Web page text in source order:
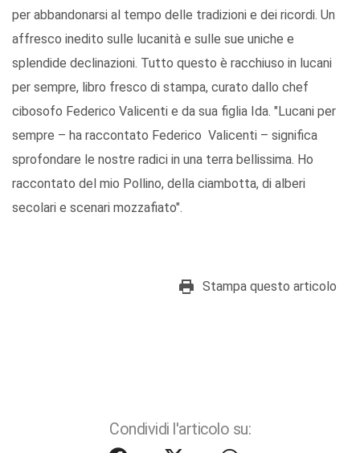
per abbandonarsi al tempo delle tradizioni e dei ricordi. Un
affresco inedito sulle lucanità e sulle sue uniche e
splendide declinazioni. Tutto questo è racchiuso in lucani
per sempre, libro fresco di stampa, curato dallo chef
cibosofo Federico Valicenti e da sua figlia Ida. "Lucani per
sempre – ha raccontato Federico Valicenti – significa
sprofondare le nostre radici in una terra bellissima. Ho
raccontato del mio Pollino, della ciambotta, di alberi
secolari e scenari mozzafiato".
Stampa questo articolo
Condividi l'articolo su: